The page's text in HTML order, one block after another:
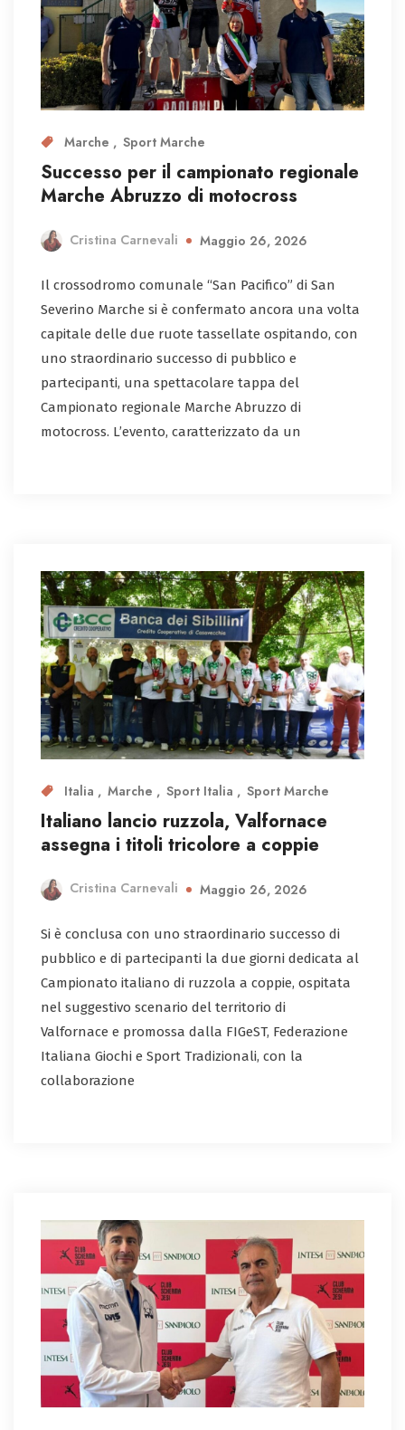
Marche Sport Marche
Successo per il campionato regionale
Marche Abruzzo di motocross
Cristina Carnevali Maggio 26, 2026
Il crossodromo comunale “San Pacifico” di San
Severino Marche si è confermato ancora una volta
capitale delle due ruote tassellate ospitando, con
uno straordinario successo di pubblico e
partecipanti, una spettacolare tappa del
Campionato regionale Marche Abruzzo di
motocross. L’evento, caratterizzato da un
Italia Marche Sport Italia Sport Marche
Italiano lancio ruzzola, Valfornace
assegna i titoli tricolore a coppie
Cristina Carnevali Maggio 26, 2026
Si è conclusa con uno straordinario successo di
pubblico e di partecipanti la due giorni dedicata al
Campionato italiano di ruzzola a coppie, ospitata
nel suggestivo scenario del territorio di
Valfornace e promossa dalla FIGeST, Federazione
Italiana Giochi e Sport Tradizionali, con la
collaborazione